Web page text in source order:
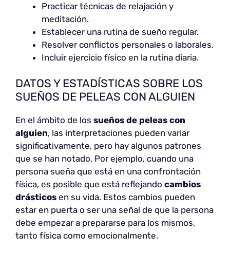
Practicar técnicas de relajación y
meditación.
Establecer una rutina de sueño regular.
Resolver conflictos personales o laborales.
Incluir ejercicio físico en la rutina diaria.
DATOS Y ESTADÍSTICAS SOBRE LOS
SUEÑOS DE PELEAS CON ALGUIEN
En el ámbito de los sueños de peleas con
alguien, las interpretaciones pueden variar
significativamente, pero hay algunos patrones
que se han notado. Por ejemplo, cuando una
persona sueña que está en una confrontación
física, es posible que está reflejando cambios
drásticos en su vida. Estos cambios pueden
estar en puerta o ser una señal de que la persona
debe empezar a prepararse para los mismos,
tanto física como emocionalmente.